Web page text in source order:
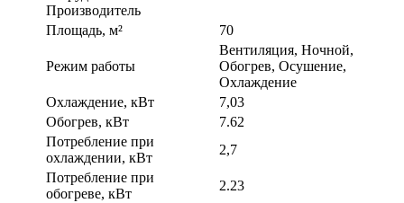
Производитель
Площадь, м² 70
Режим работы
Вентиляция, Ночной,
Обогрев, Осушение,
Охлаждение
Охлаждение, кВт
7,03
Обогрев, кВт
7.62
Потребление при
охлаждении, кВт
2,7
Потребление при
обогреве, кВт
2.23